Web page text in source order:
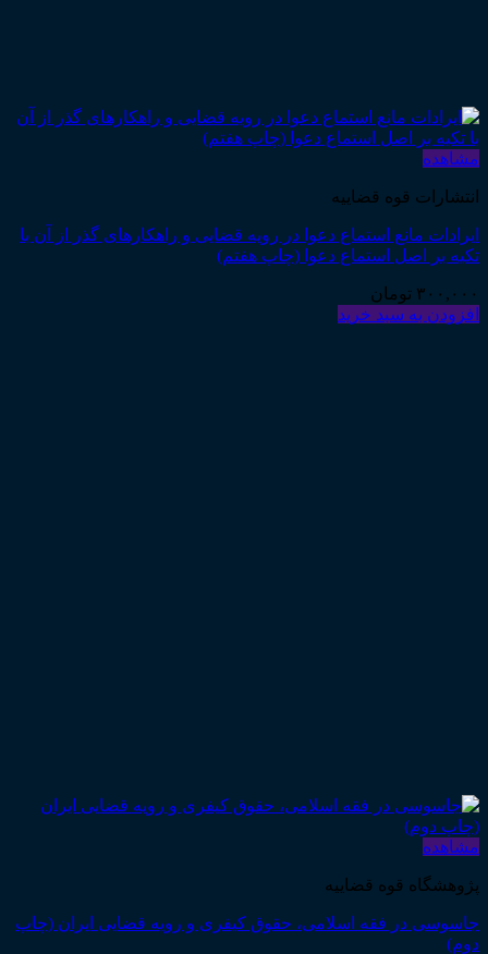
مشاهده
انتشارات قوه قضاییه
ایرادات مانع استماع دعوا در رویه قضایی و راهکارهای گذر از آن با
تکیه بر اصل استماع دعوا (چاپ هفتم)
۳۰۰,۰۰۰ تومان
افزودن به سبد خرید
مشاهده
پژوهشگاه قوه قضاییه
جاسوسی در فقه اسلامی، حقوق کیفری و رویه قضایی ایران (چاپ
دوم)